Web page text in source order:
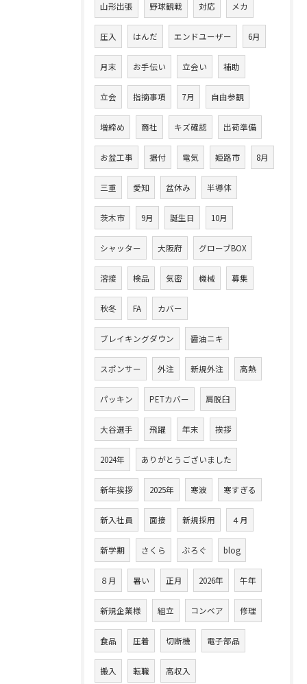
山形出張 野球観戦 対応 メカ
圧入 はんだ エンドユーザー 6月
月末 お手伝い 立会い 補助
立会 指摘事項 7月 自由参観
増締め 商社 キズ確認 出荷準備
お盆工事 据付 電気 姫路市 8月
三重 愛知 盆休み 半導体
茨木市 9月 誕生日 10月
シャッター 大阪府 グローブBOX
溶接 検品 気密 機械 募集
秋冬 FA カバー
ブレイキングダウン 醤油ニキ
スポンサー 外注 新規外注 高熱
パッキン PETカバー 肩脱臼
大谷選手 飛躍 年末 挨拶
2024年 ありがとうございました
新年挨拶 2025年 寒波 寒すぎる
新入社員 面接 新規採用 ４月
新学期 さくら ぶろぐ blog
８月 暑い 正月 2026年 午年
新規企業様 組立 コンベア 修理
食品 圧着 切断機 電子部品
搬入 転職 高収入